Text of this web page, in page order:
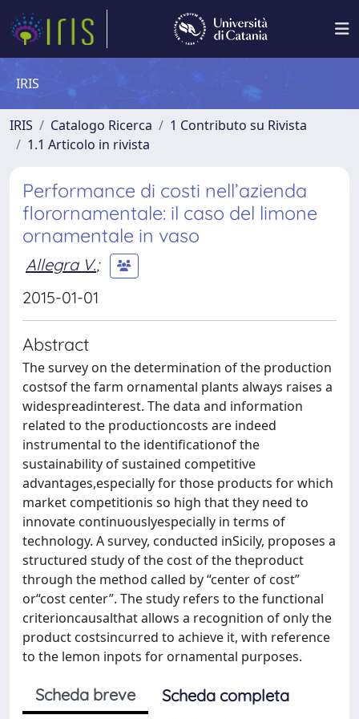
IRIS
IRIS Catalogo Ricerca
1 Contributo su Rivista
1.1 Articolo in rivista
Performance di costi nell’azienda
florornamentale: il caso del limone
ornamentale in vaso
Allegra V.;
2015-01-01
Abstract
The survey on the determination of the production
costsof the farm ornamental plants always raises a
widespreadinterest. The data and information
related to the productioncosts are indeed
instrumental to the identificationof the
sustainability of sustained competitive
advantages,especially for those products for which
market competitionis so high that they need to
innovate continuouslyespecially in terms of
technology. A survey, conducted inSicily, proposes a
structured study of the cost of the theproduct
through the method called by “center of cost”
or“cost center”. The study refers to the functional
criterioncausalthat allows a recognition of only the
product costsincurred to achieve it, with reference
to the lemon inpots for ornamental purposes.
Scheda breve
Scheda completa